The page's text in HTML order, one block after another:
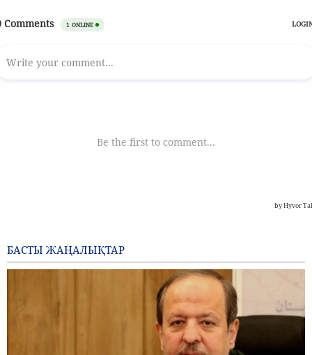
БАСТЫ ЖАҢАЛЫҚТАР